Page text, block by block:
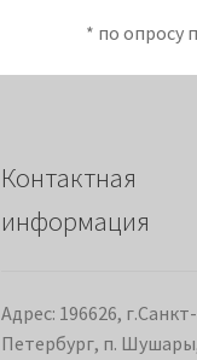
* по опросу
Контактная
информация
Адрес: 196626, г.Санкт-
Петербург, п.